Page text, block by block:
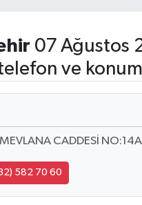
07 Ağustos
ve
CADDESİ NO:14A
582 70 60